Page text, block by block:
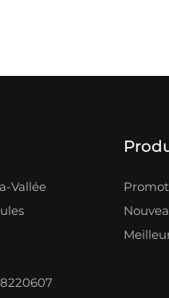
Vallée